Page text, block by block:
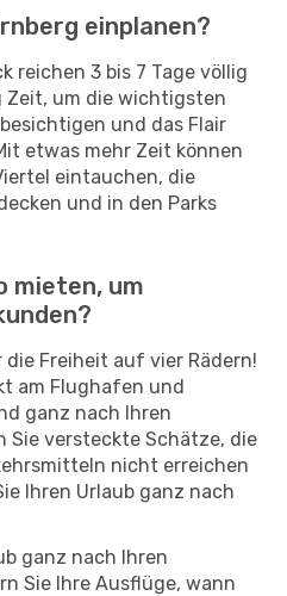
einplanen?
reichen 3 bis 7 Tage völlig
Zeit, um die wichtigsten
und das Flair
etwas mehr Zeit können
eintauchen, die
und in den Parks
mieten, um
Freiheit auf vier Rädern!
am Flughafen und
ganz nach Ihren
Sie versteckte Schätze, die
nicht erreichen
Ihren Urlaub ganz nach
ganz nach Ihren
Sie Ihre Ausflüge, wann